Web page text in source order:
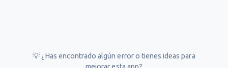
💡 ¿Has encontrado algún error o tienes ideas para